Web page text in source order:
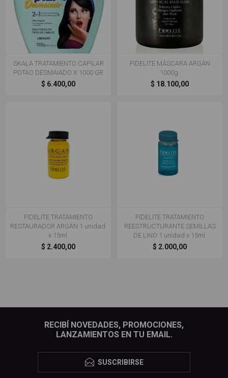
SKALA TRATAMIENTO CAPILAR
POTAO DESMAIADO X 1000 GR
$ 6.400,00
FIDELITE MÁSCARA ARGÁN
1000g.
$ 18.100,00
FIDELITE TRATAMIENTO
RESTAURADOR ARGÁN 1 unidad.
x 15ml.
$ 2.400,00
FIDELITE TRATAMIENTO
REESTRUCTURANTE SEMILLAS
DE LINO 1 unidad x 15ml.
$ 2.000,00
RECIBÍ NOVEDADES, PROMOCIONES,
LANZAMIENTOS EN TU EMAIL.
SUSCRIBIRSE